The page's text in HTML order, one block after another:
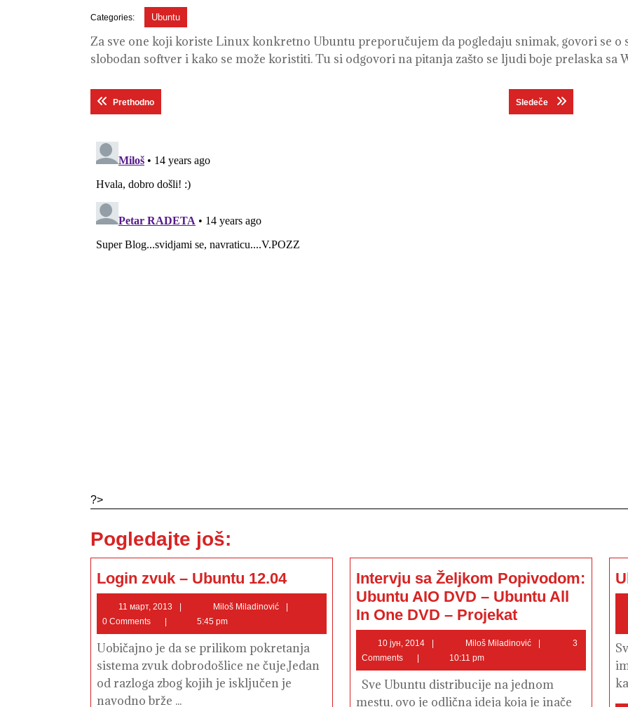
Categories: Ubuntu
Za sve one koji koriste Linux konkretno Ubuntu preporučujem da pogledaju snimak, govori se o
slobodan softver i kako se može koristiti. Tu si odgovori na pitanja zašto se ljudi boje prelaska sa
Кретање
чланка
PrethodnoPrevious post: Sledeče Next post:
?>
Pogledajte još:
Login zvuk – Ubuntu 12.04zvuk
–
Ubuntu
12.04
11 март, 2013
март,
Miloš Miladinović
0 Comments 5:45 pm
Uobičajno je da se prilikom pokretanja
sistema zvuk dobrodošlice ne čuje.Jedan
od razloga zbog kojih je isključen je
navodno brže ...
Intervju sa Željkom Popivodom:
Ubuntu AIO DVD – Ubuntu All
In One DVD – ProjekatIntervju
sa
Željkom
Popivodom:
Ubuntu
DVD
Ubuntu
All
10 јун, 2014
јун,
Miloš Miladinović
3
Comments
10:11 pm
Sve Ubuntu distribucije na jednom
mestu, ovo je odlična ideja koja je inače